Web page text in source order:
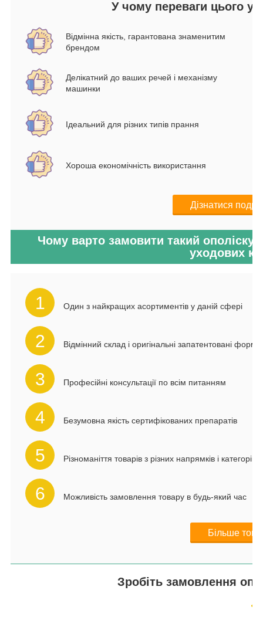
У чому переваги цього
Відмінна якість, гарантована знаменитим
брендом
Делікатний до ваших речей і механізму
машинки
Ідеальний для різних типів прання
Хороша економічність використання
Дізнатися
Чому варто замовити такий
уходових
1 Один з найкращих асортиментів у даній сфері
2 Відмінний склад і оригінальні запатентовані
3 Професійні консультації по всім питанням
4 Безумовна якість сертифікованих препаратів
5 Різноманіття товарів з різних напрямків і категорій
6 Можливість замовлення товару в будь-який час
Більше
Зробіть замовлення